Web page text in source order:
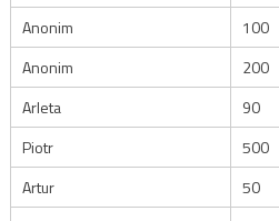
Anonim
100
Anonim
200
Arleta
90
Piotr
500
Artur
50